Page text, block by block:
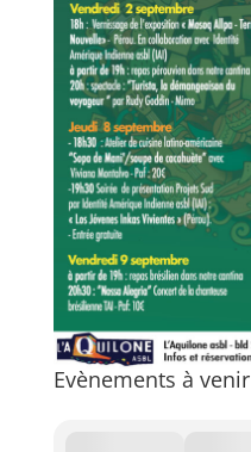
Evènements à venir